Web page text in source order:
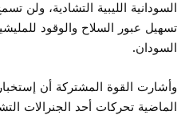
السودانية الليبية التشادية،
تسهيل عبور السلاح والوقود
السودان.
وأشارت القوة المشتركة أن
الماضية تحركات أحد الجنرالات